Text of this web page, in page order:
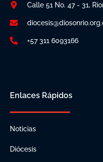
Calle 51 No. 47 - 31,
+57 311 6093166
Enlaces Rápidos
Noticias
Diócesis